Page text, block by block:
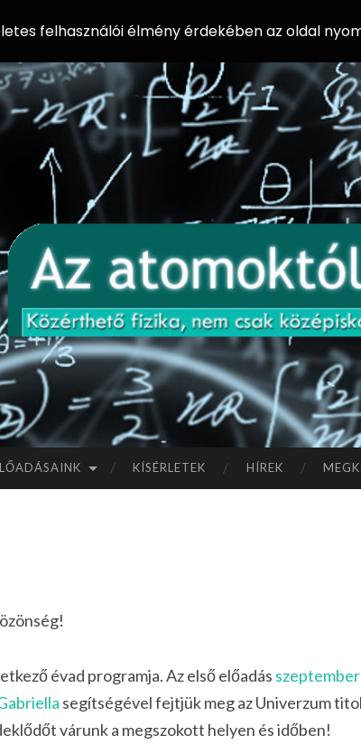
KÍSÉRLETEK HÍREK
évad programja. Az első előadás
segítségével fejtjük meg az Univerzum
várunk a megszokott helyen és időben!
felhasználói élmény érdekében az oldal